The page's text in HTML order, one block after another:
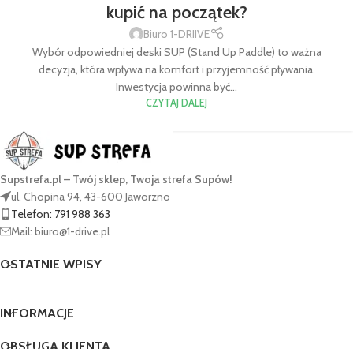
kupić na początek?
Biuro 1-DRIIVE
Wybór odpowiedniej deski SUP (Stand Up Paddle) to ważna
decyzja, która wpływa na komfort i przyjemność pływania.
Inwestycja powinna być...
CZYTAJ DALEJ
Supstrefa.pl – Twój sklep, Twoja strefa Supów!
ul. Chopina 94, 43-600 Jaworzno
Telefon: 791 988 363
Mail: biuro@1-drive.pl
OSTATNIE WPISY
INFORMACJE